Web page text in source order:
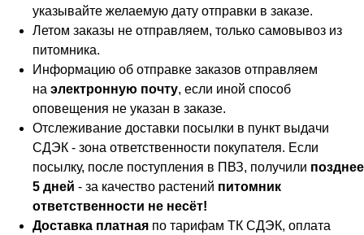
указывайте желаемую дату отправки в заказе.
Летом заказы не отправляем, только самовывоз из
питомника.
Информацию об отправке заказов отправляем
на электронную почту, если иной способ
оповещения не указан в заказе.
Отслеживание доставки посылки в пункт выдачи
СДЭК - зона ответственности покупателя. Если
посылку, после поступления в ПВЗ, получили позднее
5 дней - за качество растений питомник
ответственности не несёт!
Доставка платная по тарифам ТК СДЭК, оплата